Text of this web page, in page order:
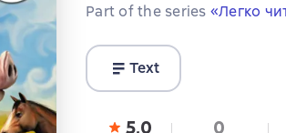
Part of the series «Легко
Text
5,0 0